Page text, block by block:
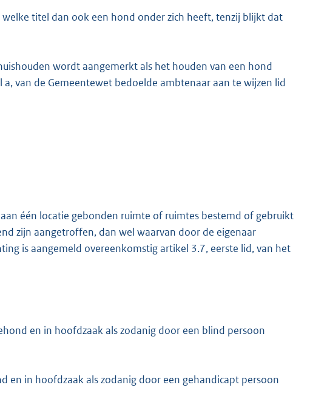
titel dan ook een hond onder zich heeft, tenzij blijkt dat
wordt aangemerkt als het houden van een hond
van de Gemeentewet bedoelde ambtenaar aan te wijzen lid
één locatie gebonden ruimte of ruimtes bestemd of gebruikt
zijn aangetroffen, dan wel waarvan door de eigenaar
is aangemeld overeenkomstig artikel 3.7, eerste lid, van het
en in hoofdzaak als zodanig door een blind persoon
en in hoofdzaak als zodanig door een gehandicapt persoon